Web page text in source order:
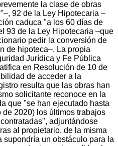
la clase de obras
92 de la Ley Hipotecaria –
caduca "a los 60 días de
93 de la Ley Hipotecaria –que
pedir la conversión de
de hipoteca–. La propia
Jurídica y Fe Pública
en Resolución de 10 de
de acceder a la
resulta que las obras han
solicitante reconoce en la
que "se han ejecutado hasta
2020) los últimos trabajos
adjuntándose
al propietario, de la misma
supondría un obstáculo para la